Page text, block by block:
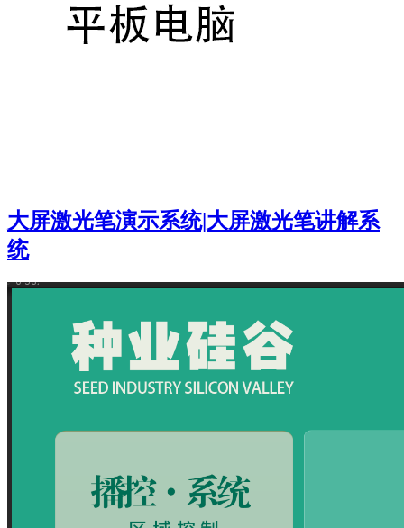
大屏激光笔演示系统|大屏激光笔讲解系
统